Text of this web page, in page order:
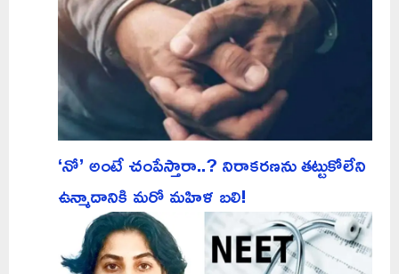
‘నో’ అంటే చంపేస్తారా..? నిరాకరణను తట్టుకోలేని
ఉన్మాదానికి మరో మహిళ బలి!